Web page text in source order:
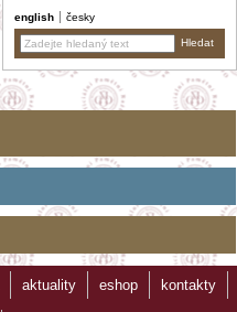
english česky
aktuality eshop kontakty